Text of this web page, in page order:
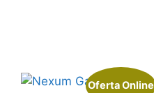
Oferta Online